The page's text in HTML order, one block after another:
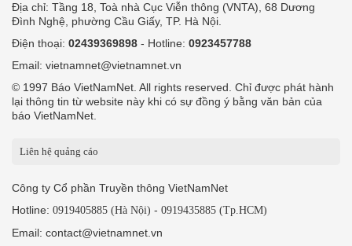
Địa chỉ: Tầng 18, Toà nhà Cục Viễn thông (VNTA), 68 Dương
Đình Nghệ, phường Cầu Giấy, TP. Hà Nội.
Điện thoại: 02439369898 - Hotline: 0923457788
Email: vietnamnet@vietnamnet.vn
© 1997 Báo VietNamNet. All rights reserved. Chỉ được phát hành
lại thông tin từ website này khi có sự đồng ý bằng văn bản của
báo VietNamNet.
Liên hệ quảng cáo
Công ty Cổ phần Truyền thông VietNamNet
Hotline: 0919405885 (Hà Nội) - 0919435885 (Tp.HCM)
Email: contact@vietnamnet.vn